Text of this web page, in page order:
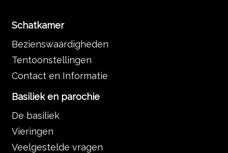
Schatkamer
Bezienswaardigheden
Tentoonstellingen
Contact en Informatie
Basiliek en parochie
De basiliek
Vieringen
Veelgestelde vragen